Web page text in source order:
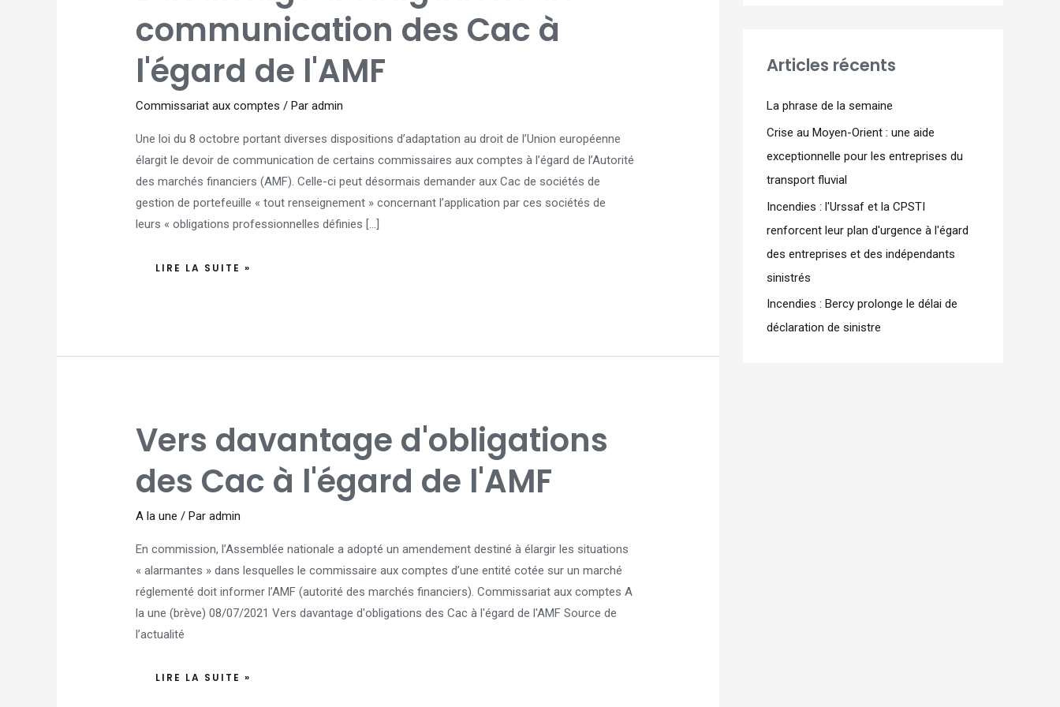
communication des Cac à
l'égard de l'AMF
Commissariat aux comptes / Paradmin
Une loi du 8 octobre portant diverses dispositions d’adaptation au droit de l’Union européenne
élargit le devoir de communication de certains commissaires aux comptes à l’égard de l’Autorité
des marchés financiers (AMF). Celle-ci peut désormais demander aux Cac de sociétés de
gestion de portefeuille « tout renseignement » concernant l’application par ces sociétés de
leurs « obligations professionnelles définies […]
À
L'ÉGARD
L'AMF
LIRE LA SUITE »
Vers davantage d'obligations
des Cac à l'égard de l'AMF
A la une / Paradmin
En commission, l’Assemblée nationale a adopté un amendement destiné à élargir les situations
« alarmantes » dans lesquelles le commissaire aux comptes d’une entité cotée sur un marché
réglementé doit informer l’AMF (autorité des marchés financiers). Commissariat aux comptes A
la une (brève) 08/07/2021 Vers davantage d'obligations des Cac à l'égard de l'AMF Source de
l’actualité
DAVANTAGE
D'OBLIGATIONS
DES
L'ÉGARD
DE
LIRE LA SUITE »
Articles récents
La phrase de la semaine
Crise au Moyen-Orient : une aide
exceptionnelle pour les entreprises du
transport fluvial
Incendies : l'Urssaf et la CPSTI
renforcent leur plan d'urgence à l'égard
des entreprises et des indépendants
sinistrés
Incendies : Bercy prolonge le délai de
déclaration de sinistre